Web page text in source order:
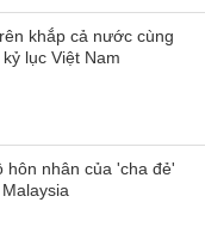
khắp cả nước cùng
lục Việt Nam
hôn nhân của 'cha đẻ'